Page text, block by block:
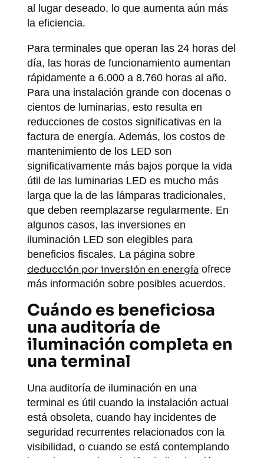
al lugar deseado, lo que aumenta aún más
la eficiencia.
Para terminales que operan las 24 horas del
día, las horas de funcionamiento aumentan
rápidamente a 6.000 a 8.760 horas al año.
Para una instalación grande con docenas o
cientos de luminarias, esto resulta en
reducciones de costos significativas en la
factura de energía. Además, los costos de
mantenimiento de los LED son
significativamente más bajos porque la vida
útil de las luminarias LED es mucho más
larga que la de las lámparas tradicionales,
que deben reemplazarse regularmente. En
algunos casos, las inversiones en
iluminación LED son elegibles para
beneficios fiscales. La página sobre
deducción por inversión en energía ofrece
más información sobre posibles acuerdos.
Cuándo es beneficiosa
una auditoría de
iluminación completa en
una terminal
Una auditoría de iluminación en una
terminal es útil cuando la instalación actual
está obsoleta, cuando hay incidentes de
seguridad recurrentes relacionados con la
visibilidad, o cuando se está contemplando